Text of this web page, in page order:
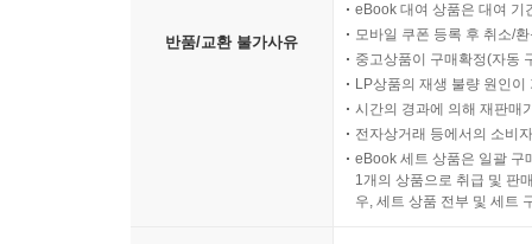
반품/교환 불가사유
eBook 대여 상품은 대여 기
모바일 쿠폰 등록 후 취소/
중고상품이 구매확정(자동
LP상품의 재생 불량 원인
시간의 경과에 의해 재판매
전자상거래 등에서의 소비
eBook 세트 상품은 일괄 구
1개의 상품으로 취급 및 판
우, 세트 상품 전부 및 세트